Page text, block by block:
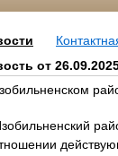
от